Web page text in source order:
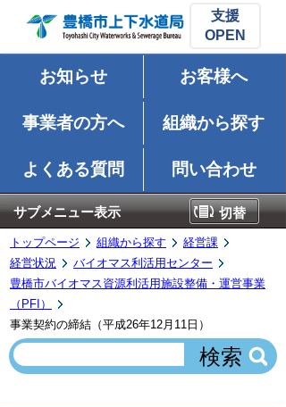
支援
お知らせ お客様へ
事業者の方へ 組織から探す
よくある質問 問い合わせ
サブメニュー表示 切替
トップページ 組織から探す
経営課
経営状況
バイオマス利活用センター
豊橋市バイオマス資源利活用施設整備・運営事業
（PFI）
事業契約の締結（平成26年12月11日）